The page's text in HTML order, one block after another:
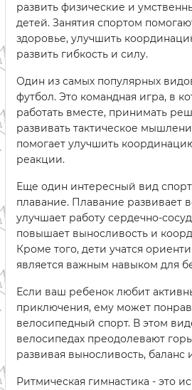
развить физические и
детей. Занятия спортом
здоровье, улучшить
развить гибкость и силу.
Один из самых популярных
футбол. Это командная игра, в
работать вместе, принимать
развивать тактическое
помогает улучшить
реакции.
Еще один интересный вид
плавание. Плавание развивает
улучшает работу сердечно-
повышает выносливость и
Кроме того, дети учатся
является важным навыком для
Если ваш ребенок любит
приключения, ему может
велосипедный спорт. В этом
велосипедах преодолевают
развивая выносливость, баланс
Ритмическая гимнастика - это